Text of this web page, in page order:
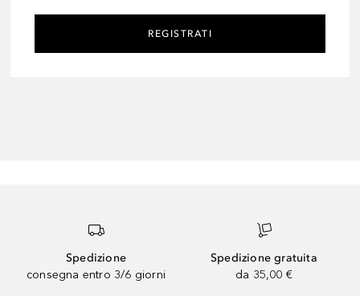
REGISTRATI
Spedizione
consegna entro 3/6 giorni
Spedizione gratuita
da 35,00 €